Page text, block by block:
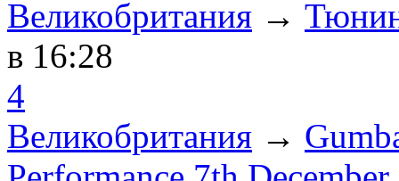
Великобритания →
в 16:28
4
Великобритания →